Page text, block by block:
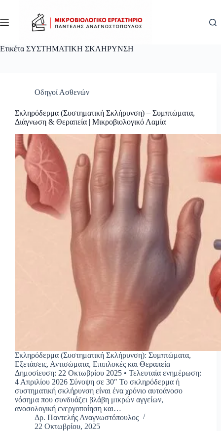
περιεχόμενο
Ετικέτα ΣΥΣΤΗΜΑΤΙΚΗ ΣΚΛΗΡΥΝΣΗ
Οδηγοί Ασθενών
Σκληρόδερμα (Συστηματική Σκλήρυνση) – Συμπτώματα,
Διάγνωση & Θεραπεία | Μικροβιολογικό Λαμία
Σκληρόδερμα (Συστηματική Σκλήρυνση): Συμπτώματα,
Εξετάσεις, Αντισώματα, Επιπλοκές και Θεραπεία
Δημοσίευση: 22 Οκτωβρίου 2025 • Τελευταία ενημέρωση:
4 Απριλίου 2026 Σύνοψη σε 30″ Το σκληρόδερμα ή
συστηματική σκλήρυνση είναι ένα χρόνιο αυτοάνοσο
νόσημα που συνδυάζει βλάβη μικρών αγγείων,
ανοσολογική ενεργοποίηση και…
Δρ. Παντελής Αναγνωστόπουλος
22 Οκτωβρίου, 2025